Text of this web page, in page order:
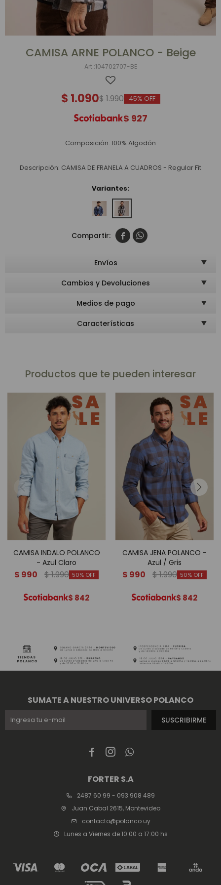
CAMISA ARNE POLANCO - Beige
104702707-BE
$ 1.090$1.990 45
$ 927
Composición: 100% Algodón
Descripción: CAMISA DE FRANELA A CUADROS - Regular Fit
Variantes:
 
Envíos
Cambios y Devoluciones
Medios de pago
Características
Productos que te pueden interesar
CAMISA INDALO POLANCO
- Azul Claro
$ 990 $1.990 50
$ 842
CAMISA JENA POLANCO -
Azul / Gris
$ 990 $1.990 50
$ 842
  
FORTER S.A
2487 60 99 - 093 908 489
Juan Cabal 2615, Montevideo
contacto@polanco.uy
Lunes a Viernes de 10:00 a 17:00 hs
SUMATE A NUESTRO UNIVERSO POLANCO
SUSCRIBIRME